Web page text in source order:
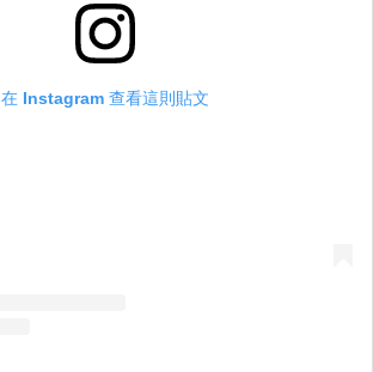
在 Instagram 查看這則貼文